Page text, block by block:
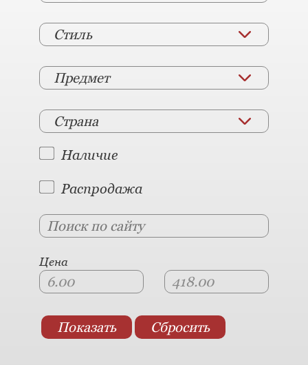
Стиль
Предмет
Страна
Наличие
Распродажа
Цена